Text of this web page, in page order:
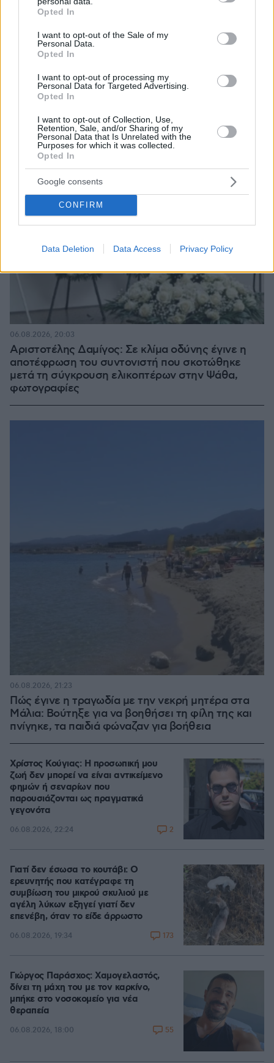
grant or deny consent to Google and its third-party tags to
use your data for below specified purposes in below Google
consent section.
Opted In
I want to opt-out of the Sale of my
Personal Data.
Opted In
I want to opt-out of processing my
Personal Data for Targeted Advertising.
Opted In
I want to opt-out of Collection, Use,
Retention, Sale, and/or Sharing of my
Personal Data that Is Unrelated with the
Purposes for which it was collected.
Opted In
Google consents
CONFIRM
Data Deletion Data Access Privacy Policy
Στη ΓΑΔΑ κρατείται η 46χρονη που κατηγορείται
φωτογραφίες
Αριστοτέλης Δαμίγος: Σε κλίμα οδύνης έγινε η
αποτέφρωση του συντονιστή που σκοτώθηκε
μετά τη σύγκρουση ελικοπτέρων στην Ψάθα,
φωτογραφίες
06.08.2026, 20:03
Πώς έγινε η τραγωδία με την νεκρή μητέρα στα
Μάλια: Βούτηξε για να βοηθήσει τη φίλη της και
πνίγηκε, τα παιδιά φώναζαν για βοήθεια
06.08.2026, 21:23
Χρίστος Κούγιας: Η προσωπική μου
ζωή δεν μπορεί να είναι αντικείμενο
φημών ή σεναρίων που
παρουσιάζονται ως πραγματικά
γεγονότα
06.08.2026, 22:24 2
Γιατί δεν έσωσα το κουτάβι: Ο
ερευνητής που κατέγραφε τη
συμβίωση του μικρού σκυλιού με
αγέλη λύκων εξηγεί γιατί δεν
επενέβη, όταν το είδε άρρωστο
06.08.2026, 19:34 173
Γιώργος Παράσχος: Χαμογελαστός,
δίνει τη μάχη του με τον καρκίνο,
μπήκε στο νοσοκομείο για νέα
θεραπεία
06.08.2026, 18:00 55